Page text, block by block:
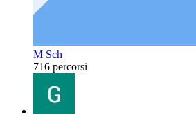
M Sch
716 percorsi